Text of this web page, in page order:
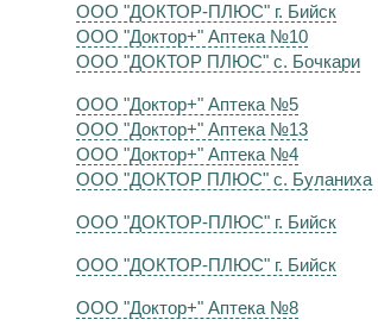
ООО "ДОКТОР-ПЛЮС" г. Бийск
ООО "Доктор+" Аптека №10
ООО "ДОКТОР ПЛЮС" с. Бочкари
ООО "Доктор+" Аптека №5
ООО "Доктор+" Аптека №13
ООО "Доктор+" Аптека №4
ООО "ДОКТОР ПЛЮС" с. Буланиха
ООО "ДОКТОР-ПЛЮС" г. Бийск
ООО "ДОКТОР-ПЛЮС" г. Бийск
ООО "Доктор+" Аптека №8